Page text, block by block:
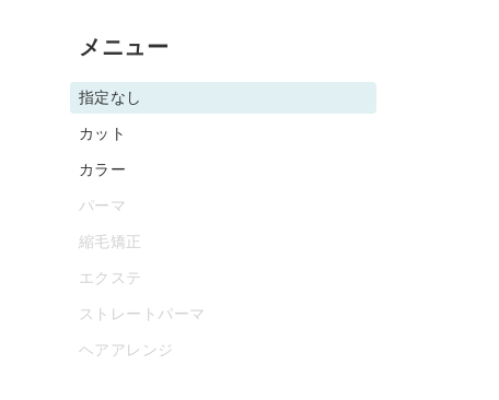
メニュー
指定なし
カット
カラー
パーマ
縮毛矯正
エクステ
ストレートパーマ
ヘアアレンジ